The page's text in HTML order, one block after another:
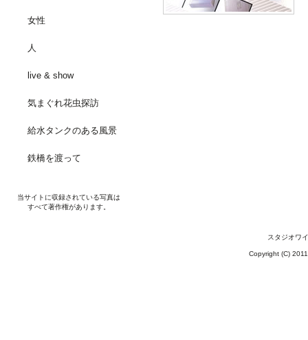
女性
人
live & show
気まぐれ花虫探訪
給水タンクのある風景
鉄橋を渡って
当サイトに収録されている写真は
すべて著作権があります。
スタジオワ
Copyright (C)